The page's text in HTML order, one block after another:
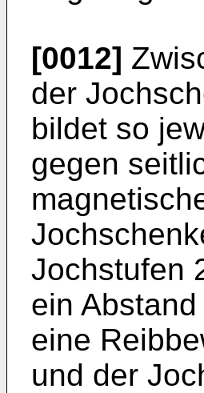
[0012]
der
bildet so
gegen
Jochstufen
ein
eine
und der